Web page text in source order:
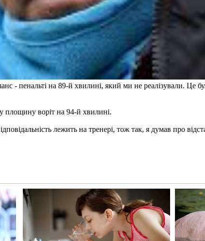
- пенальті на 89-й хвилині, який ми не реалізували. Це
площину воріт на 94-й хвилині.
лежить на тренері, тож так, я думав про